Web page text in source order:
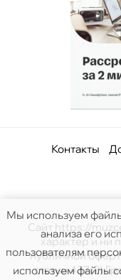
Контакты
Сайт https://
характер и ни
публичной
статьи 437(2)
Мы используем
анализа его
пользователям
используем файлы